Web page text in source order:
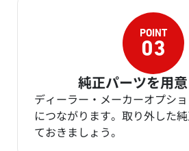
純正パーツを用
ディーラー・メーカーオプシ
につながります。取り外した
ておきましょう。